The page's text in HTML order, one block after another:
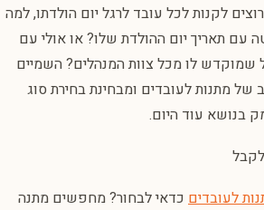
לקנות לכל עובד לרגל יום הולדתו, למה
עם תאריך יום ההולדת שלו? או אולי עם
שמוקדש לו מכל צוות המנהלים? השמיים
של מתנות לעובדים ומבחינת בחירת סוג
בנושא עוד היום.
לעובדים כדאי לבחור? מחפשים מתנה